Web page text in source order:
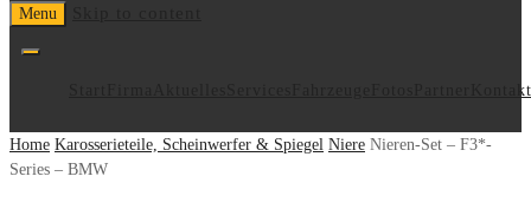
Menu
Kontakt
Home Karosserieteile, Scheinwerfer & Spiegel Niere Nieren-Set – F3*-
Series – BMW